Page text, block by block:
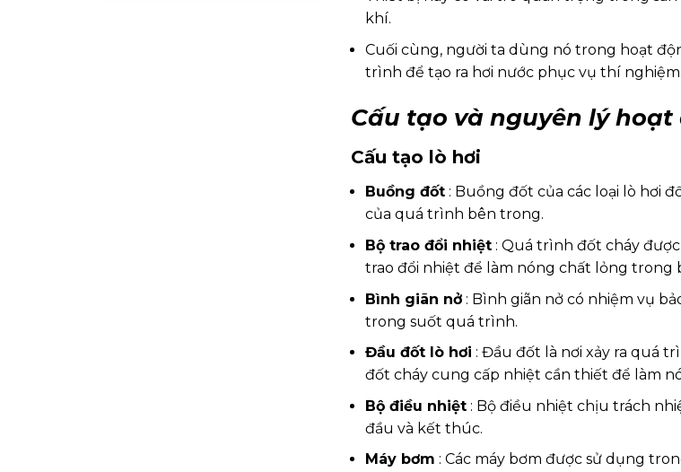
khí.
Cuối cùng, người ta dùng nó trong hoạt
trình để tạo ra hơi nước phục vụ thí nghiệm.
Cấu tạo và nguyên lý
Cấu tạo lò hơi
Buồng đốt : Buồng đốt của các loại lò hơi
của quá trình bên trong.
Bộ trao đổi nhiệt : Quá trình đốt cháy
trao đổi nhiệt để làm nóng chất lỏng trong
Bình giãn nở : Bình giãn nở có nhiệm vụ
trong suốt quá trình.
Đầu đốt lò hơi : Đầu đốt là nơi xảy ra quá
đốt cháy cung cấp nhiệt cần thiết để làm
Bộ điều nhiệt : Bộ điều nhiệt chịu trách
đầu và kết thúc.
Máy bơm : Các máy bơm được sử dụng